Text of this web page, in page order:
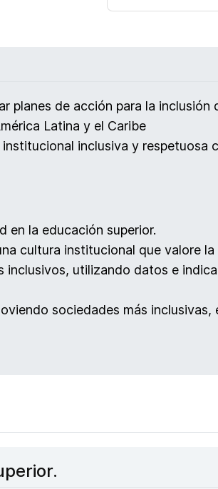
planes de acción para la inclusión
Latina y el Caribe
inclusiva y respetuosa
en la educación superior.
cultura institucional que valore la
utilizando datos e
sociedades más inclusivas,